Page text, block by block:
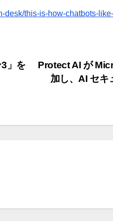
desk/this-is-how-chatbots-
Protect AI が
加し、AI セキ
」を